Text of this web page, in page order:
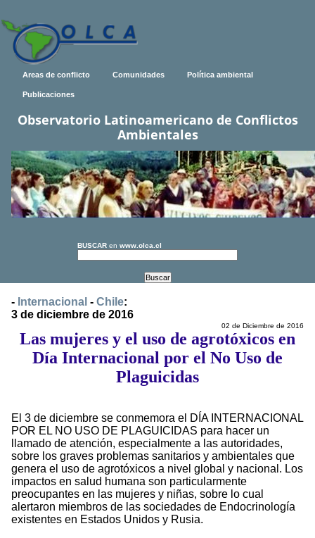
Areas de conflicto Comunidades Política ambiental
Publicaciones
Observatorio Latinoamericano de Conflictos
Ambientales
BUSCAR en www.olca.cl
- Internacional - Chile:
3 de diciembre de 2016
02 de Diciembre de 2016
Las mujeres y el uso de agrotóxicos en
Día Internacional por el No Uso de
Plaguicidas
El 3 de diciembre se conmemora el DÍA INTERNACIONAL
POR EL NO USO DE PLAGUICIDAS para hacer un
llamado de atención, especialmente a las autoridades,
sobre los graves problemas sanitarios y ambientales que
genera el uso de agrotóxicos a nivel global y nacional. Los
impactos en salud humana son particularmente
preocupantes en las mujeres y niñas, sobre lo cual
alertaron miembros de las sociedades de Endocrinología
existentes en Estados Unidos y Rusia.